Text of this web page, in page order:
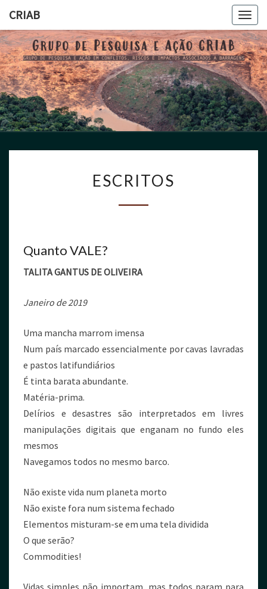
CRIAB
CRIAB
ESCRITOS
Quanto VALE?
TALITA GANTUS DE OLIVEIRA
Janeiro de 2019
Uma mancha marrom imensa
Num país marcado essencialmente por cavas lavradas
e pastos latifundiários
É tinta barata abundante.
Matéria-prima.
Delírios e desastres são interpretados em livres
manipulações digitais que enganam no fundo eles
mesmos
Navegamos todos no mesmo barco.
​Não existe vida num planeta morto
Não existe fora num sistema fechado
Elementos misturam-se em uma tela dividida
O que serão?
Commodities!
Vidas simples não importam, mas todos param para